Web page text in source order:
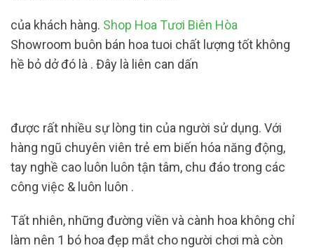
của khách hàng. Shop Hoa Tươi Biên Hòa
Showroom buôn bán hoa tuoi chất lượng tốt không
hề bỏ dở đó là . Đây là liên can dấn
được rất nhiều sự lòng tin của người sử dụng. Với
hàng ngũ chuyên viên trẻ em biến hóa năng động,
tay nghề cao luôn luôn tận tâm, chu đáo trong các
công việc & luôn luôn .
Tất nhiên, những đường viền và cành hoa không chỉ
làm nên 1 bó hoa đẹp mắt cho người chơi mà còn